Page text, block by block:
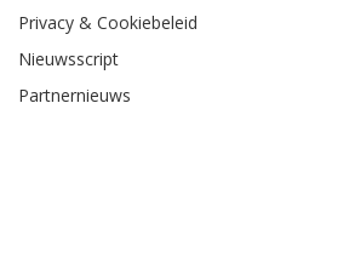
Privacy & Cookiebeleid
Nieuwsscript
Partnernieuws